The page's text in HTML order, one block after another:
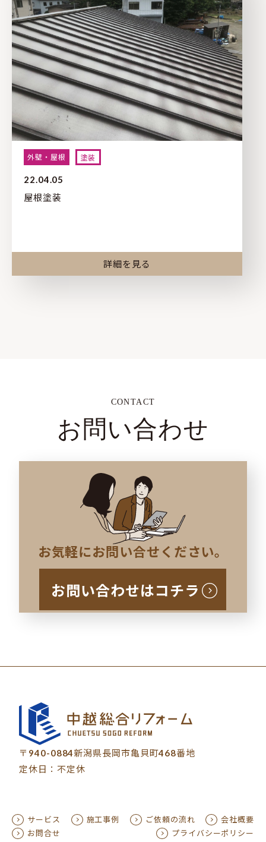
外壁・屋根 塗装
22.04.05
屋根塗装
詳細を見る
CONTACT
お問い合わせ
お気軽にお問い合せください。
お問い合わせはコチラ
〒940-0884新潟県長岡市亀貝町468番地
定休日：不定休
サービス 施工事例 ご依頼の流れ
会社概要
お問合せ
プライバシーポリシー